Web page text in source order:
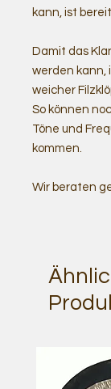
kann, ist
Damit das
werden kann,
weicher
So können
Töne und
kommen.
Wir beraten